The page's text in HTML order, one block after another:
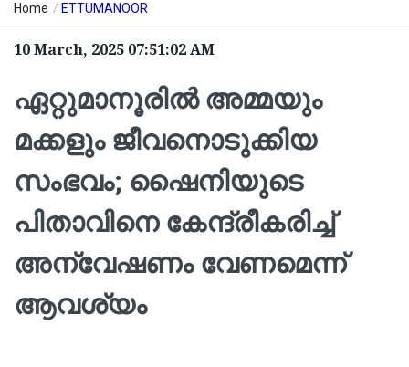
Home / ETTUMANOOR
10 March, 2025 07:51:02 AM
ഏറ്റുമാനൂരില്‍ അമ്മയും
മക്കളും ജീവനൊടുക്കിയ
സംഭവം; ഷൈനിയുടെ
പിതാവിനെ കേന്ദ്രീകരിച്ച്
അന്വേഷണം വേണമെന്ന്
ആവശ്യം